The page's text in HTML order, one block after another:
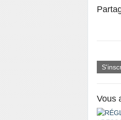
Vous